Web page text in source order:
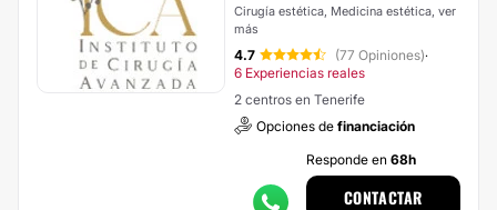
Cirugía estética, Medicina estética, ver
más
4.7 (77 Opiniones)·
6 Experiencias reales
2 centros en Tenerife
Opciones de financiación
Responde en 68h
CONTACTAR